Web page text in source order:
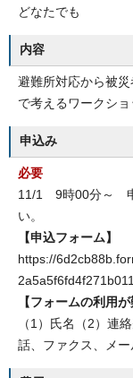
どなたでも
内容
避難所対応から被
で考えるワークショ
申込み
必要
11/1 9時00分～ 申
い。
【申込フォーム】
https://
【フォームの利用が
（1）氏名（2）連
話、ファクス、メ